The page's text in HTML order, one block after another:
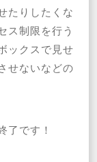
たりしたくな
ス制限を行う
ックスで見せ
せないなどの
了です！